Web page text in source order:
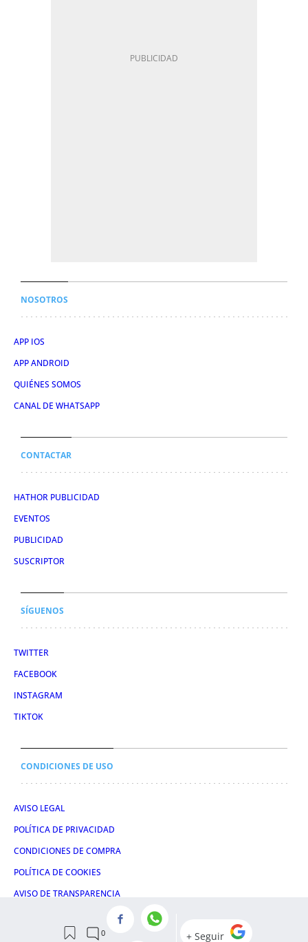
NOSOTROS
APP IOS
APP ANDROID
QUIÉNES SOMOS
CANAL DE WHATSAPP
CONTACTAR
HATHOR PUBLICIDAD
EVENTOS
PUBLICIDAD
SUSCRIPTOR
SÍGUENOS
TWITTER
FACEBOOK
INSTAGRAM
TIKTOK
CONDICIONES DE USO
AVISO LEGAL
POLÍTICA DE PRIVACIDAD
CONDICIONES DE COMPRA
POLÍTICA DE COOKIES
AVISO DE TRANSPARENCIA